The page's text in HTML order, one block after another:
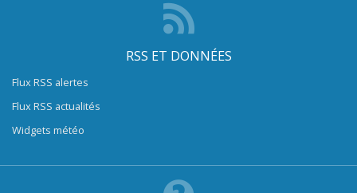
RSS ET DONNÉES
Flux RSS alertes
Flux RSS actualités
Widgets météo